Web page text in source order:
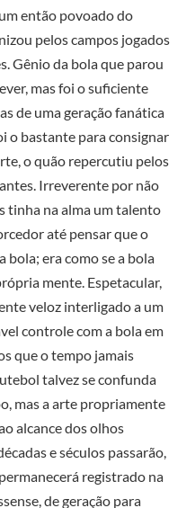
então povoado do
pelos campos jogados
Gênio da bola que parou
mas foi o suficiente
de uma geração fanática
o bastante para consignar
o quão repercutiu pelos
Irreverente por não
tinha na alma um talento
até pensar que o
bola; era como se a bola
mente. Espetacular,
veloz interligado a um
controle com a bola em
que o tempo jamais
talvez se confunda
mas a arte propriamente
alcance dos olhos
e séculos passarão,
registrado na
de geração para